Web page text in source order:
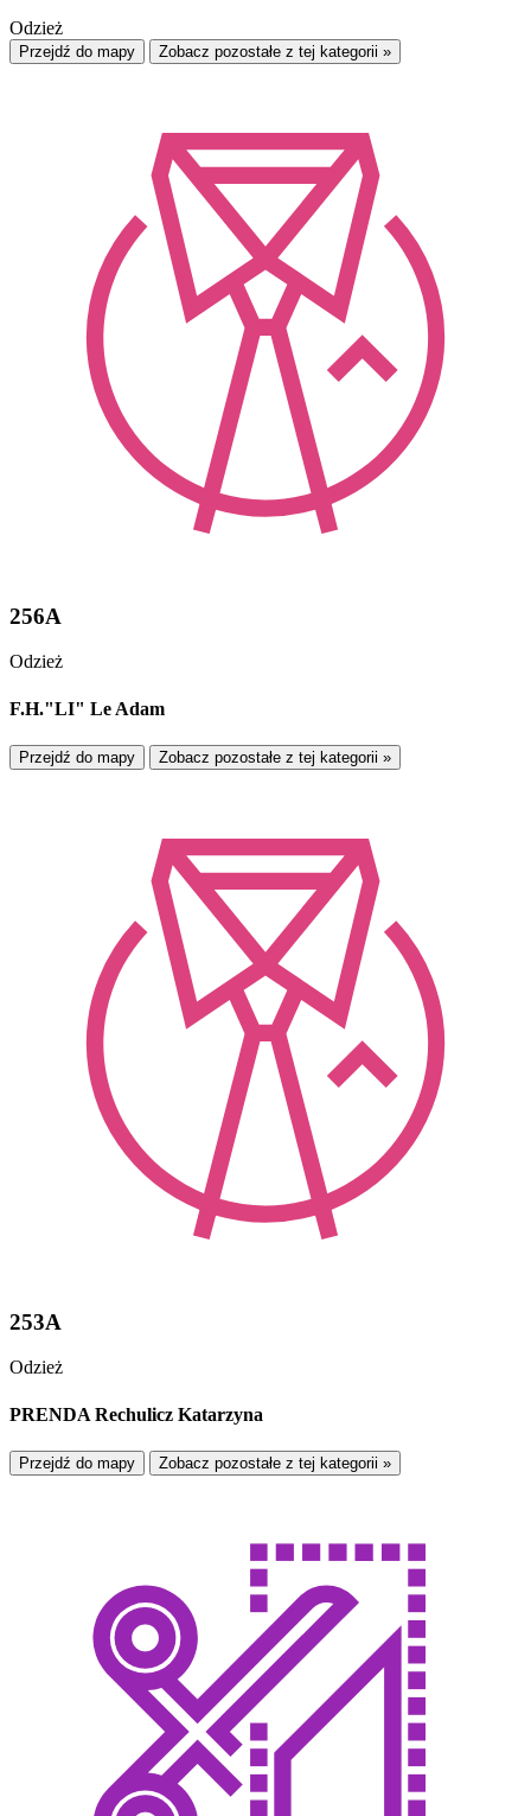
Odzież
Przejdź do mapy Zobacz pozostałe z tej kategorii »
256A
Odzież
F.H."LI" Le Adam
Przejdź do mapy Zobacz pozostałe z tej kategorii »
253A
Odzież
PRENDA Rechulicz Katarzyna
Przejdź do mapy Zobacz pozostałe z tej kategorii »